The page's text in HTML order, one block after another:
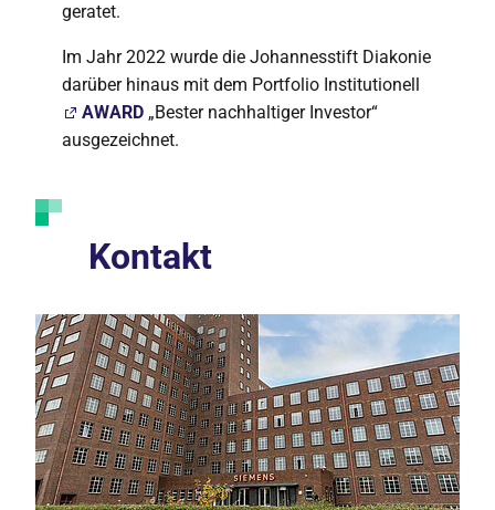
geratet.
Im Jahr 2022 wurde die Johannesstift Diakonie
darüber hinaus mit dem Portfolio Institutionell
AWARD „Bester nachhaltiger Investor“
ausgezeichnet.
Kontakt